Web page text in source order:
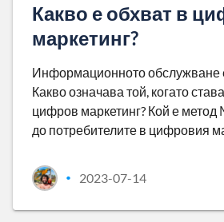
Какво е обхват в
маркетинг?
Информационното обслужване
Какво означава той, когато
цифров маркетинг? Кой е метод
до потребителите в цифровия
• 2023-07-14